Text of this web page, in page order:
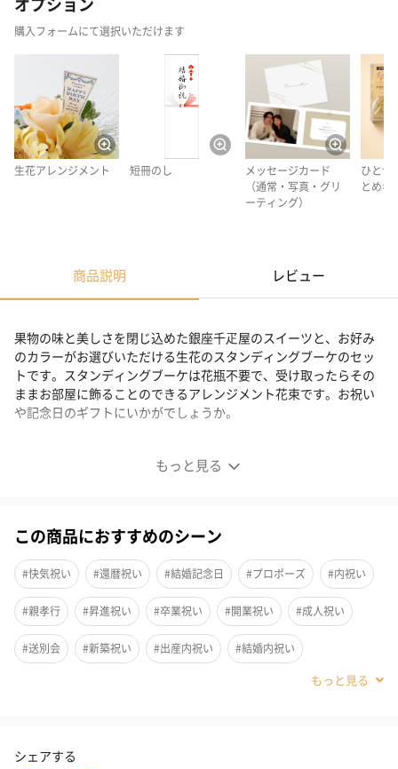
購入フォームにて選択いただけます
生花アレンジメント 短冊のし
メッセージカード
（通常・写真・グリ
ーティング）
ひとつ
とめギ
商品説明 レビュー
もっと見る
果物の味と美しさを閉じ込めた銀座千疋屋のスイーツと、お好み
のカラーがお選びいただける生花のスタンディングブーケのセッ
トです。スタンディングブーケは花瓶不要で、受け取ったらその
ままお部屋に飾ることのできるアレンジメント花束です。お祝い
や記念日のギフトにいかがでしょうか。
銀座千疋屋スイーツと生花アレンジブーケセット
この商品におすすめのシーン
#快気祝い #還暦祝い #結婚記念日 #プロポーズ #内祝い
#親孝行 #昇進祝い #卒業祝い #開業祝い #成人祝い
#送別会 #新築祝い #出産内祝い #結婚内祝い
#喜寿祝い
#父の日
シェアする